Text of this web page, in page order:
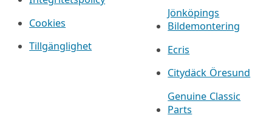
Cookies
Tillgänglighet
Jönköpings
Bildemontering
Ecris
Citydäck Öresund
Genuine Classic
Parts